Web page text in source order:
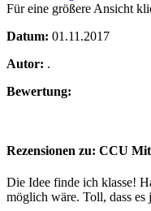
Für eine größere Ansicht
Datum: 01.11.2017
Autor: .
Bewertung:
Rezensionen zu: CCU
Die Idee finde ich klasse!
möglich wäre. Toll, dass